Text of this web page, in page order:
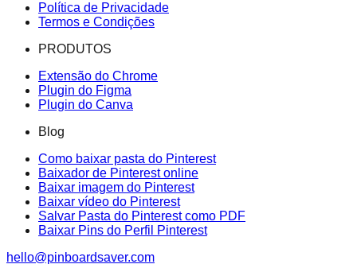
Política de Privacidade
Termos e Condições
PRODUTOS
Extensão do Chrome
Plugin do Figma
Plugin do Canva
Blog
Como baixar pasta do Pinterest
Baixador de Pinterest online
Baixar imagem do Pinterest
Baixar vídeo do Pinterest
Salvar Pasta do Pinterest como PDF
Baixar Pins do Perfil Pinterest
hello@pinboardsaver.com